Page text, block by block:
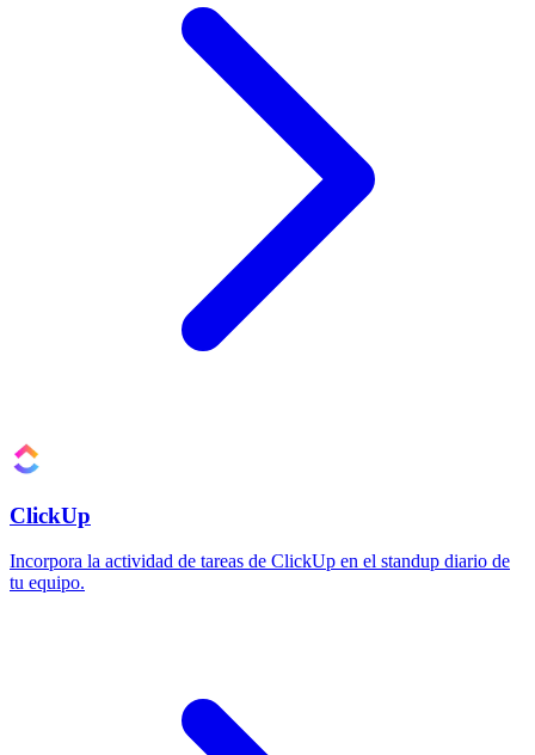
ClickUp
Incorpora la actividad de tareas de ClickUp en el standup diario de
tu equipo.